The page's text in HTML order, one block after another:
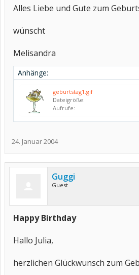
Alles Liebe und Gute zum
wünscht
Melisandra
Anhänge:
geburtstag1.gif
Dateigröße:
Aufrufe:
24. Januar 2004
Guggi
Guest
Happy Birthday
Hallo Julia,
herzlichen Glückwunsch zum